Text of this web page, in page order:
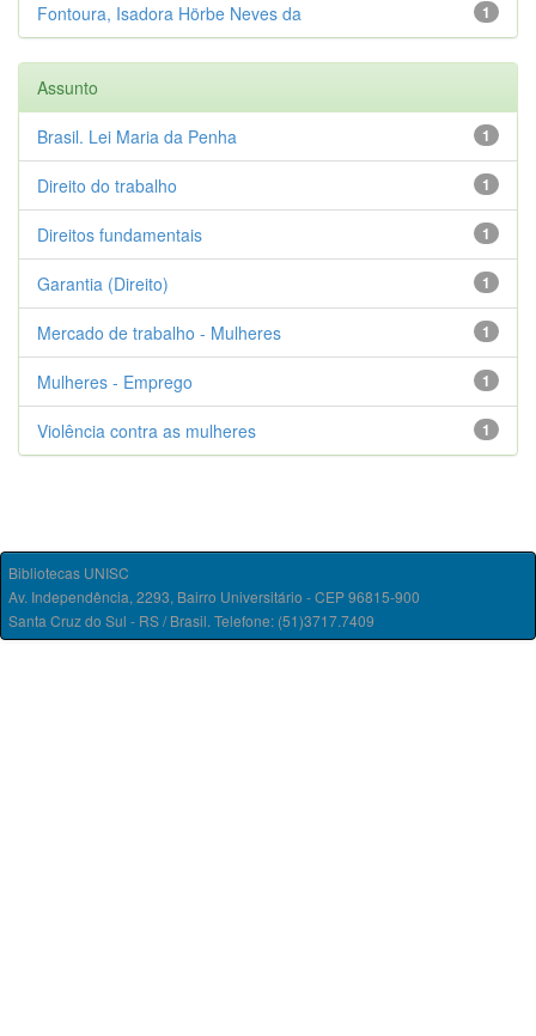
1
Fontoura, Isadora Hörbe Neves da
Assunto
1
Brasil. Lei Maria da Penha
1
Direito do trabalho
1
Direitos fundamentais
1
Garantia (Direito)
1
Mercado de trabalho - Mulheres
1
Mulheres - Emprego
1
Violência contra as mulheres
Bibliotecas UNISC
Av. Independência, 2293, Bairro Universitário - CEP 96815-900
Santa Cruz do Sul - RS / Brasil. Telefone: (51)3717.7409